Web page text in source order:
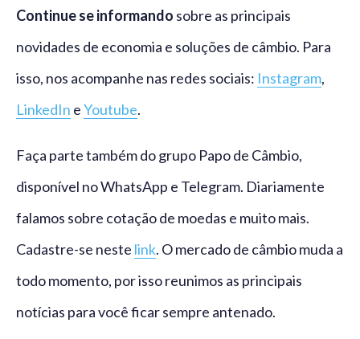
Continue se informando sobre as principais
novidades de economia e soluções de câmbio. Para
isso, nos acompanhe nas redes sociais: Instagram,
LinkedIn eYoutube.
Faça parte também do grupo Papo de Câmbio,
disponível no WhatsApp e Telegram. Diariamente
falamos sobre cotação de moedas e muito mais.
Cadastre-se neste link. O mercado de câmbio muda a
todo momento, por isso reunimos as principais
notícias para você ficar sempre antenado.